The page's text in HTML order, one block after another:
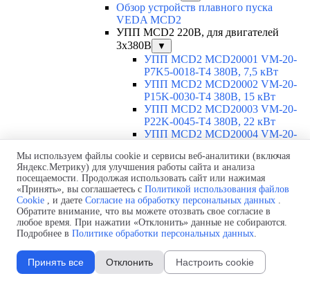
Обзор устройств плавного пуска
VEDA MCD2
УПП MCD2 220В, для двигателей
3х380В
▼
УПП MCD2 MCD20001 VM-20-
P7K5-0018-T4 380В, 7,5 кВт
УПП MCD2 MCD20002 VM-20-
P15K-0030-T4 380В, 15 кВт
УПП MCD2 MCD20003 VM-20-
P22K-0045-T4 380В, 22 кВт
УПП MCD2 MCD20004 VM-20-
УПП MCD2 MCD20005 VM-20-
P37K-0075-T4 380В, 37 кВт
УПП MCD2 MCD20006 VM-20-
P45K-0090-T4 380В, 45 кВт
УПП MCD2 MCD20007 VM-20-
P55K-0110-T4 380В, 55 кВт
УПП MCD2 MCD20008 VM-20-
УПП MCD2 MCD20009 VM-20-
P90K-0175-T4 380В, 90 кВт
Мы используем файлы cookie и сервисы веб-аналитики (включая
Яндекс.Метрику) для улучшения работы сайта и анализа
посещаемости. Продолжая использовать сайт или нажимая
«Принять», вы соглашаетесь с Политикой использования файлов
Cookie , и даете Согласие на обработку персональных данных .
Обратите внимание, что вы можете отозвать свое согласие в
любое время. При нажатии «Отклонить» данные не собираются.
Подробнее в Политике обработки персональных данных.
Принять все Отклонить Настроить cookie